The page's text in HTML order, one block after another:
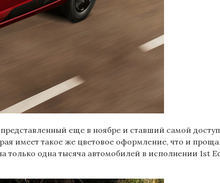
представленный еще в ноябре и ставший самой
имеет такое же цветовое оформление, что и
одна тысяча автомобилей в исполнении 1st